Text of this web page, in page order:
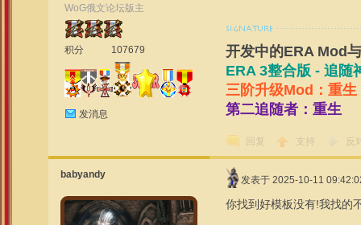
WoG俄文论坛版主
积分 107679
发消息
开发中的ERA Mod
ERA 3整合版 - 追随
三阶升级Mod：重生
第二追随者：重生
回复 支持 反
babyandy
发表于 2025-10-11
你找到好模板没有!我找的